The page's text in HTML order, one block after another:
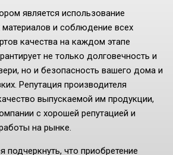
является использование
материалов и соблюдение всех
качества на каждом этапе
не только долговечность и
но и безопасность вашего дома и
Репутация производителя
выпускаемой им продукции,
с хорошей репутацией и
на рынке.
подчеркнуть, что приобретение